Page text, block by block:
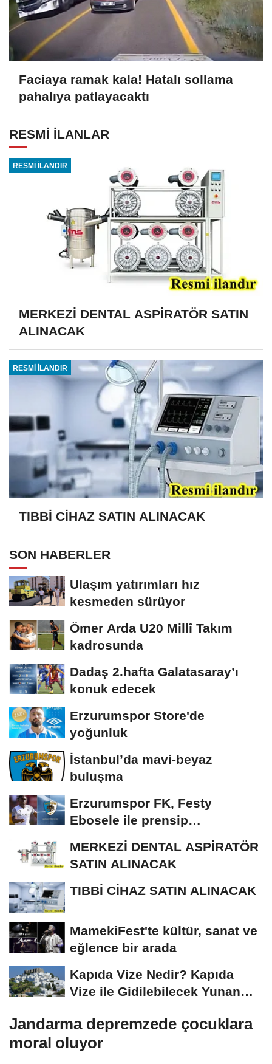
Faciaya ramak kala! Hatalı sollama
pahalıya patlayacaktı
RESMİ İLANLAR
RESMİ İLANDIR
MERKEZİ DENTAL ASPİRATÖR SATIN
ALINACAK
RESMİ İLANDIR
TIBBİ CİHAZ SATIN ALINACAK
SON HABERLER
Ulaşım yatırımları hız
kesmeden sürüyor
Ömer Arda U20 Millî Takım
kadrosunda
Dadaş 2.hafta Galatasaray’ı
konuk edecek
Erzurumspor Store'de
yoğunluk
İstanbul’da mavi-beyaz
buluşma
Erzurumspor FK, Festy
Ebosele ile prensip
anlaşmasına vardı
MERKEZİ DENTAL ASPİRATÖR
SATIN ALINACAK
TIBBİ CİHAZ SATIN ALINACAK
MamekiFest'te kültür, sanat ve
eğlence bir arada
Kapıda Vize Nedir? Kapıda
Vize ile Gidilebilecek Yunan
Jandarma depremzede çocuklara
moral oluyor